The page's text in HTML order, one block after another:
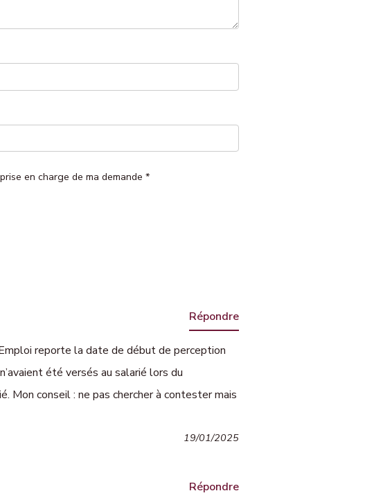
en charge de ma demande *
Répondre
reporte la date de début de perception
été versés au salarié lors du
Mon conseil : ne pas chercher à contester mais
19/01/2025
Répondre